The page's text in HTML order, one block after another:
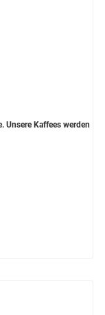
Unsere Kaffees werden